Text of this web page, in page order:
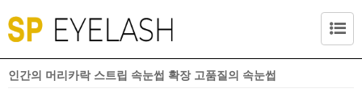
인간의 머리카락 스트립 속눈썹 확장 고품질의 속눈썹